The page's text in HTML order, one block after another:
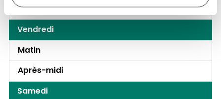
Après-midi
Vendredi
Matin
Après-midi
Samedi